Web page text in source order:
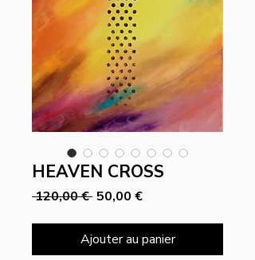
HEAVEN CROSS
120,00 € Prix
50,00 €Prix
Ajouter au panier